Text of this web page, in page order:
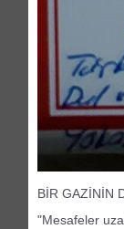
BİR GAZİNİN
"Mesafeler